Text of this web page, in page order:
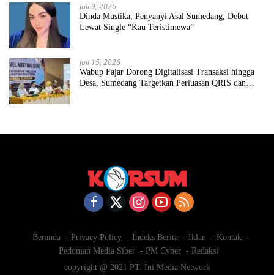
Juli 9, 2026
Dinda Mustika, Penyanyi Asal Sumedang, Debut
Lewat Single “Kau Teristimewa”
Juli 15, 2026
Wabup Fajar Dorong Digitalisasi Transaksi hingga
Desa, Sumedang Targetkan Perluasan QRIS dan
Beranda Privacy Policy Indeks Berita Iklan
Kontak
Pedoman Media Siber
PM Cyber
Redaksi
copyright @ 2021 PT. Ini Media Network